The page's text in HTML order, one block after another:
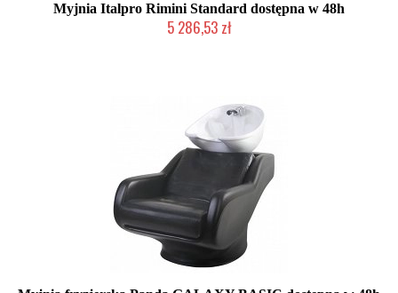
Myjnia Italpro Rimini Standard dostępna w 48h
5 286,53 zł